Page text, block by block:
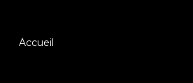
Accueil